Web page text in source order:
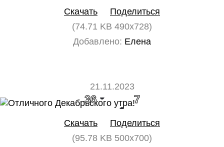
Скачать
Поделиться
(74.71 KB 490x728)
Добавлено: Елена
21.11.2023
36 7
Скачать
Поделиться
(95.78 KB 500x700)